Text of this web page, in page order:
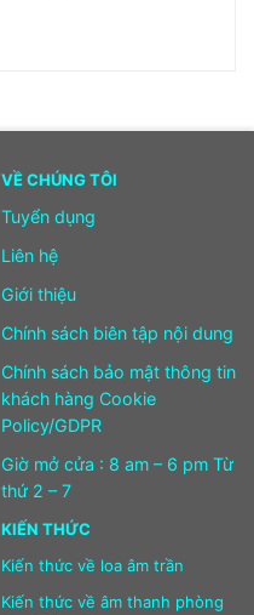
VỀ CHÚNG TÔI
Tuyển dụng
Liên hệ
Giới thiệu
Chính sách biên tập nội dung
Chính sách bảo mật thông tin
khách hàng Cookie
Policy/GDPR
Giờ mở cửa : 8 am – 6 pm Từ
thứ 2 – 7
KIẾN THỨC
Kiến thức về loa âm trần
Kiến thức về âm thanh phòng